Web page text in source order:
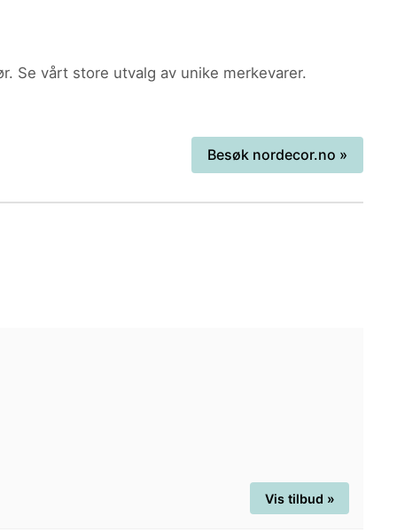
Se vårt store utvalg av unike merkevarer.
Besøk nordecor.no »
Vis tilbud »